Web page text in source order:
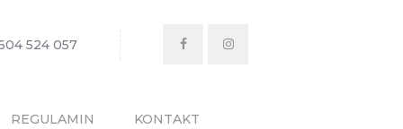
524 057
REGULAMIN KONTAKT